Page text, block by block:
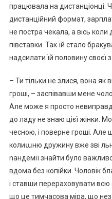
працювала на дистанціонці.
дистанційний формат,
не постра чекала, а вісь
півставки. Так їй стало
надсилати їй половину своєї
– Ти тільки не злися, вона як
гроші, – заспівавши мене
Але може я просто
до ладу не знаю цієї жінки.
чесною, і поверне гроші. Але
колиաню дружину вже зві
nандемії знайти було
вдома без копійки. Чоловік
і ставши перераховувати всю
що це тимчасова міра, що